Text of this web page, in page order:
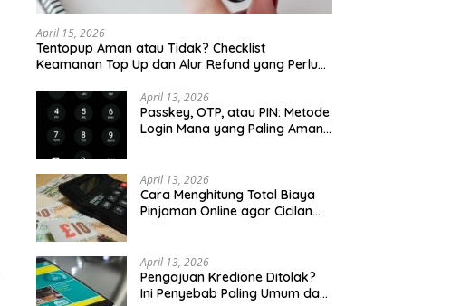
April 15, 2026
Tentopup Aman atau Tidak? Checklist
Keamanan Top Up dan Alur Refund yang Perlu
April 13, 2026
Passkey, OTP, atau PIN: Metode
Login Mana yang Paling Aman
April 13, 2026
Cara Menghitung Total Biaya
Pinjaman Online agar Cicilan
April 13, 2026
Pengajuan Kredione Ditolak?
Ini Penyebab Paling Umum dan